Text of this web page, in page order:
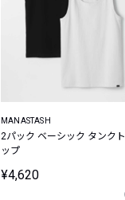
MANASTASH
2パック ベーシック タンクト
ップ
¥4,620